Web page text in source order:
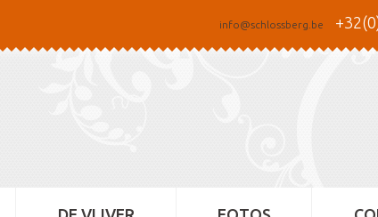
info@schlossberg.be